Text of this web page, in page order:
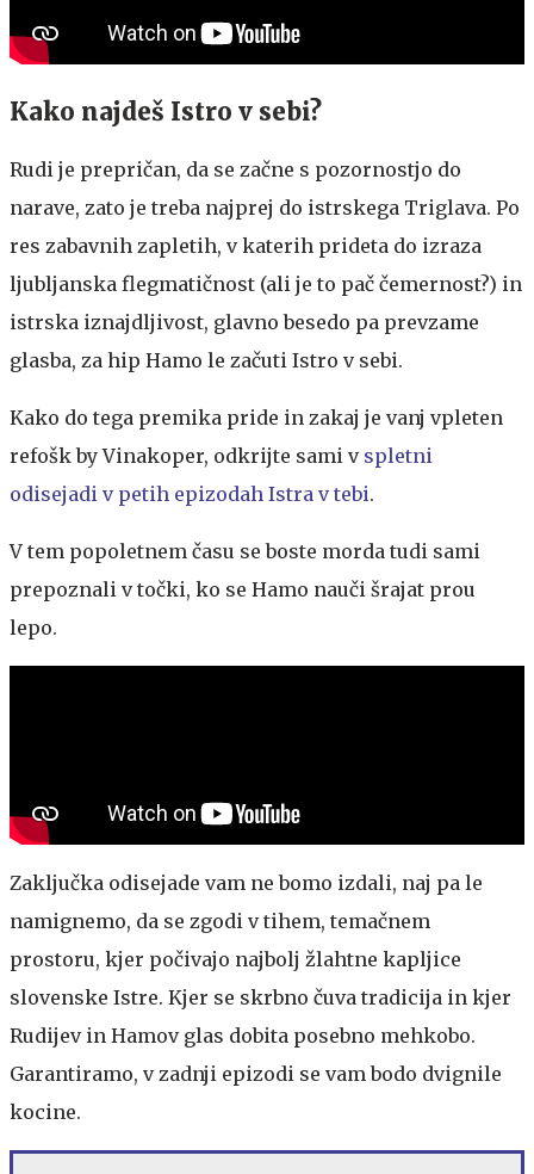
Kako najdeš Istro v sebi?
Rudi je prepričan, da se začne s pozornostjo do
narave, zato je treba najprej do istrskega Triglava. Po
res zabavnih zapletih, v katerih prideta do izraza
ljubljanska flegmatičnost (ali je to pač čemernost?) in
istrska iznajdljivost, glavno besedo pa prevzame
glasba, za hip Hamo le začuti Istro v sebi.
Kako do tega premika pride in zakaj je vanj vpleten
refošk by Vinakoper, odkrijte sami v spletni
odisejadi v petih epizodah Istra v tebi.
V tem popoletnem času se boste morda tudi sami
prepoznali v točki, ko se Hamo nauči šrajat prou
lepo.
Zaključka odisejade vam ne bomo izdali, naj pa le
namignemo, da se zgodi v tihem, temačnem
prostoru, kjer počivajo najbolj žlahtne kapljice
slovenske Istre. Kjer se skrbno čuva tradicija in kjer
Rudijev in Hamov glas dobita posebno mehkobo.
Garantiramo, v zadnji epizodi se vam bodo dvignile
kocine.